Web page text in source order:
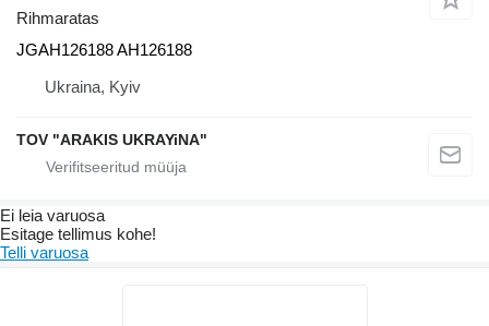
Rihmaratas
JGAH126188 AH126188
Ukraina, Kyiv
TOV "ARAKIS UKRAYiNA"
Ei leia varuosa
Esitage tellimus kohe!
Telli varuosa